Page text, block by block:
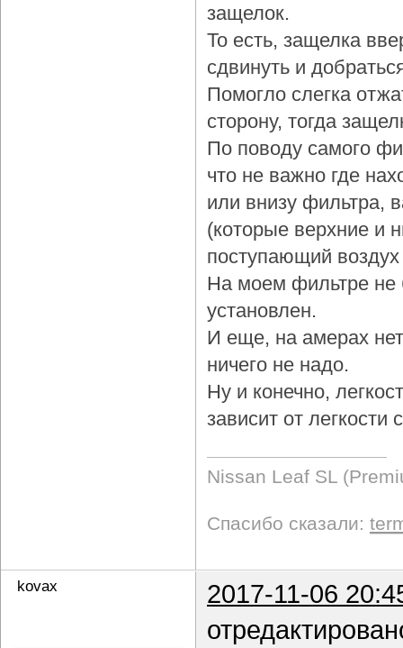
защелок.
То есть, защелка
сдвинуть и
Помогло слегка
сторону, тогда
По поводу самого
что не важно где
или внизу фильтра,
(которые верхние и
поступающий
На моем фильтре не
установлен.
И еще, на амерах
ничего не надо.
Ну и конечно,
зависит от
Nissan Leaf SL
Спасибо сказали:
kovax
2017-11-06